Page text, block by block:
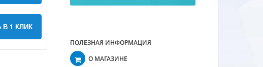
В 1 КЛИК
ПОЛЕЗНАЯ ИНФОРМАЦИЯ
О МАГАЗИНЕ